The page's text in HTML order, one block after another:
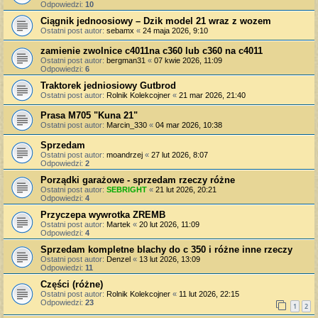
Odpowiedzi: 10
Ciągnik jednoosiowy – Dzik model 21 wraz z wozem
Ostatni post autor: sebamx « 24 maja 2026, 9:10
zamienie zwolnice c4011na c360 lub c360 na c4011
Ostatni post autor: bergman31 « 07 kwie 2026, 11:09
Odpowiedzi: 6
Traktorek jedniosiowy Gutbrod
Ostatni post autor: Rolnik Kolekcojner « 21 mar 2026, 21:40
Prasa M705 "Kuna 21"
Ostatni post autor: Marcin_330 « 04 mar 2026, 10:38
Sprzedam
Ostatni post autor: moandrzej « 27 lut 2026, 8:07
Odpowiedzi: 2
Porządki garażowe - sprzedam rzeczy różne
Ostatni post autor: SEBRIGHT « 21 lut 2026, 20:21
Odpowiedzi: 4
Przyczepa wywrotka ZREMB
Ostatni post autor: Martek « 20 lut 2026, 11:09
Odpowiedzi: 4
Sprzedam kompletne blachy do c 350 i różne inne rzeczy
Ostatni post autor: Denzel « 13 lut 2026, 13:09
Odpowiedzi: 11
Części (różne)
Ostatni post autor: Rolnik Kolekcojner « 11 lut 2026, 22:15
Odpowiedzi: 23 1 2